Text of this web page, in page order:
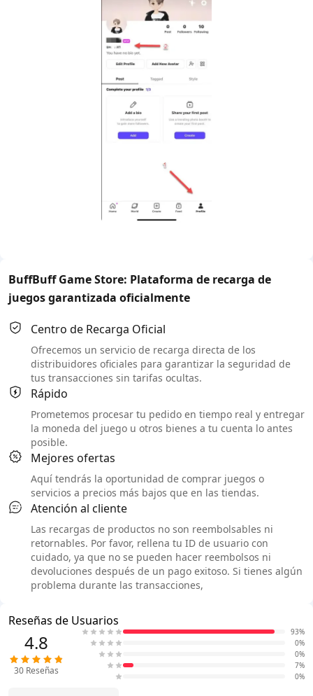
BuffBuff Game Store: Plataforma de recarga de
juegos garantizada oficialmente
Centro de Recarga Oficial
Ofrecemos un servicio de recarga directa de los
distribuidores oficiales para garantizar la seguridad de
tus transacciones sin tarifas ocultas.
Rápido
Prometemos procesar tu pedido en tiempo real y entregar
la moneda del juego u otros bienes a tu cuenta lo antes
posible.
Mejores ofertas
Aquí tendrás la oportunidad de comprar juegos o
servicios a precios más bajos que en las tiendas.
Atención al cliente
Las recargas de productos no son reembolsables ni
retornables. Por favor, rellena tu ID de usuario con
cuidado, ya que no se pueden hacer reembolsos ni
devoluciones después de un pago exitoso. Si tienes algún
problema durante las transacciones,
Reseñas de Usuarios
4.8
30 Reseñas
93%
0%
0%
7%
0%